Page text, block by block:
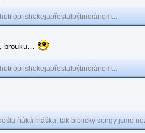
brouku…
ňáká hláška, tak biblický songy jsme